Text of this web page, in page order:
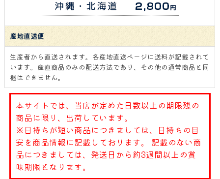
産地直送便
生産者から直送されます。各産地直送ページに送料が記載されて
います。産直商品のみの配送方法であり、その他の通常商品と同
梱はできません。
本サイトでは、当店が定めた日数以上の期限残の
商品に限り、出荷しています。
※日持ちが短い商品につきましては、日持ちの目
安を商品情報に記載しております。 記載のない商
品につきましては、発送日から約3週間以上の賞
味期限となります。